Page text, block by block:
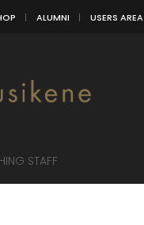
ALUMNI USERS AREA
STAFF